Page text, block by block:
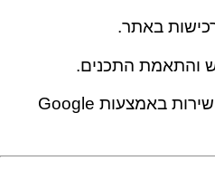
באתר.
והתאמת התכנים.
ניתוח נתונים ושיפור השירות באמצעות Google